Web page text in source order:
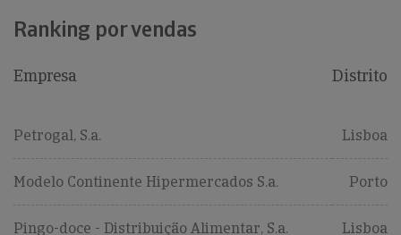
Ranking por vendas
Empresa Distrito
Petrogal, S.a. Lisboa
Modelo Continente Hipermercados S.a. Porto
Pingo-doce - Distribuição Alimentar, S.a. Lisboa